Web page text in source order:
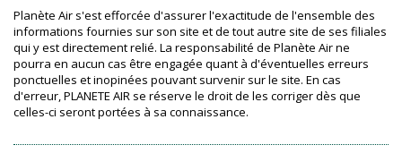
Planète Air s'est efforcée d'assurer l'exactitude de l'ensemble des
informations fournies sur son site et de tout autre site de ses filiales
qui y est directement relié. La responsabilité de Planète Air ne
pourra en aucun cas être engagée quant à d'éventuelles erreurs
ponctuelles et inopinées pouvant survenir sur le site. En cas
d'erreur, PLANETE AIR se réserve le droit de les corriger dès que
celles-ci seront portées à sa connaissance.